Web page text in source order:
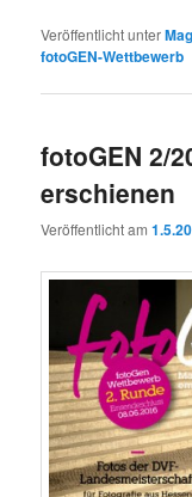
Veröffentlicht unter
fotoGEN-Wettbewerb
fotoGEN 2/
erschienen
Veröffentlicht am